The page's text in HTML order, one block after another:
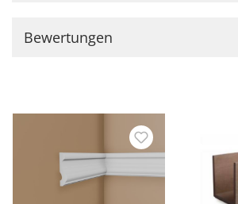
Bewertungen